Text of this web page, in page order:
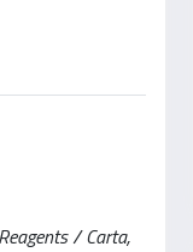
/ Carta,